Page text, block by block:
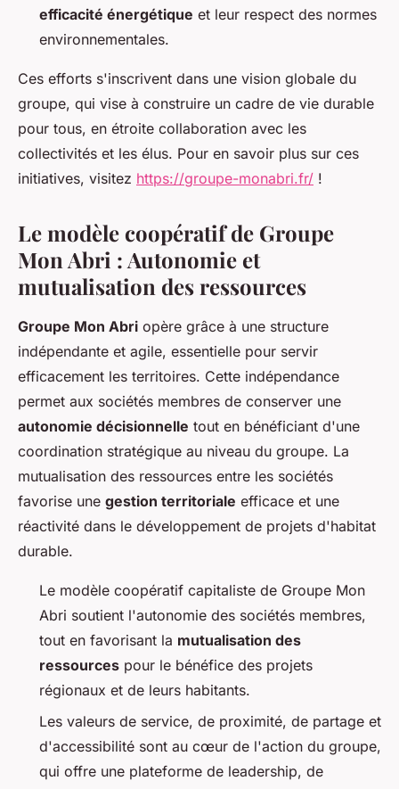
efficacité énergétique et leur respect des normes
environnementales.
Ces efforts s'inscrivent dans une vision globale du
groupe, qui vise à construire un cadre de vie durable
pour tous, en étroite collaboration avec les
collectivités et les élus. Pour en savoir plus sur ces
initiatives, visitez https://groupe-monabri.fr/ !
Le modèle coopératif de Groupe
Mon Abri : Autonomie et
mutualisation des ressources
Groupe Mon Abri opère grâce à une structure
indépendante et agile, essentielle pour servir
efficacement les territoires. Cette indépendance
permet aux sociétés membres de conserver une
autonomie décisionnelle tout en bénéficiant d'une
coordination stratégique au niveau du groupe. La
mutualisation des ressources entre les sociétés
favorise une gestion territoriale efficace et une
réactivité dans le développement de projets d'habitat
durable.
Le modèle coopératif capitaliste de Groupe Mon
Abri soutient l'autonomie des sociétés membres,
tout en favorisant la mutualisation des
ressources pour le bénéfice des projets
régionaux et de leurs habitants.
Les valeurs de service, de proximité, de partage et
d'accessibilité sont au cœur de l'action du groupe,
qui offre une plateforme de leadership, de